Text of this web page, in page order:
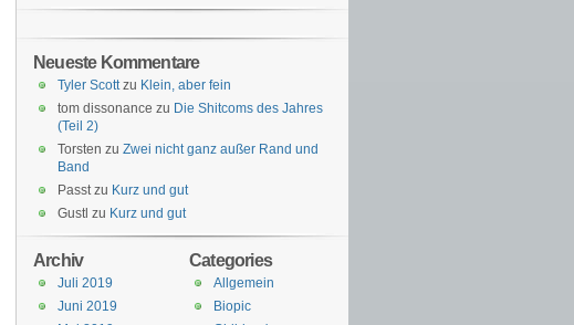
Neueste Kommentare
Tyler Scottzu Klein, aber fein
tom dissonance zu Die Shitcoms des Jahres
(Teil 2)
Torsten zu Zwei nicht ganz außer Rand und
Band
Passtzu Kurz und gut
Gustl zu Kurz und gut
Categories
Allgemein
Biopic
Archiv
Juli 2019
Juni 2019